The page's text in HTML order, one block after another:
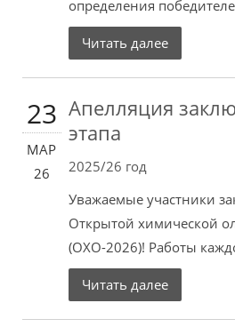
определения
Читать далее
23
МАР
26
Апелляция
этапа
2025/26 год
Уважаемые участники
Открытой химической
(ОХО-2026)! Работы
Читать далее